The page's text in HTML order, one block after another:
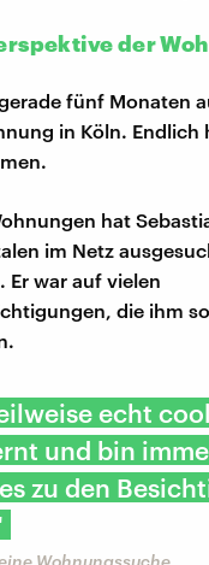
der
fünf Monaten
in Köln. Endlich
hat
im Netz
Er war auf vielen
die ihm
echt
und bin
zu den
Wohnungssuche